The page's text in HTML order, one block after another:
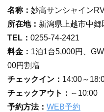
名称： 妙高サンシャイン
所在地： 新潟県上越市中郷
TEL： 0255-74-2421
料金： 1泊1台5,000円、
00円割増
チェックイン： 14:00～
チェックアウト： ～10:00
予約方法： WEB予約